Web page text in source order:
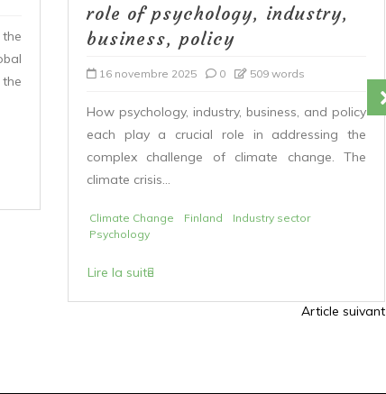
role of psychology, industry,
business, policy
16 novembre 2025 0 509 words
How psychology, industry, business, and policy
each play a crucial role in addressing the
complex challenge of climate change. The
climate crisis...
Climate Change Finland
Industry sector
Psychology
Lire la suite
Article suivant